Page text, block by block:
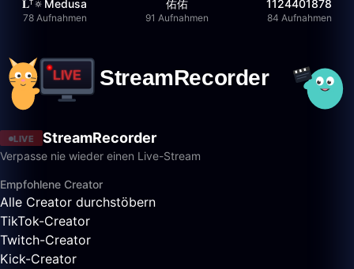
𝐋ᵀ🔅Medusa
78 Aufnahmen
佑佑
91 Aufnahmen
1124401878
84 Aufnahmen
LIVE StreamRecorder
Verpasse nie wieder einen Live-Stream
Empfohlene Creator
Alle Creator durchstöbern
TikTok-Creator
Twitch-Creator
Kick-Creator